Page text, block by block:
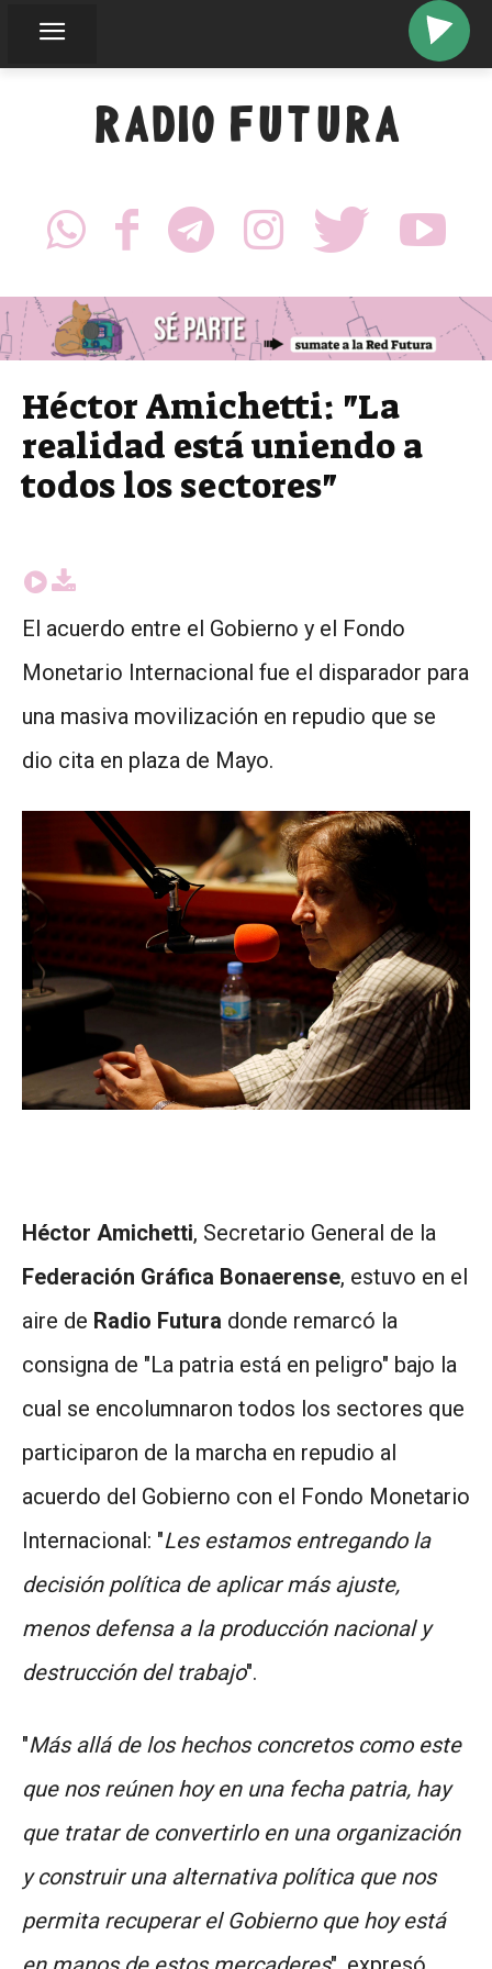
RADIO FUTURA
Héctor Amichetti: "La
realidad está uniendo a
todos los sectores"
El acuerdo entre el Gobierno y el Fondo
Monetario Internacional fue el disparador para
una masiva movilización en repudio que se
dio cita en plaza de Mayo.
Héctor Amichetti, Secretario General de la
Federación Gráfica Bonaerense, estuvo en el
aire de Radio Futura donde remarcó la
consigna de "La patria está en peligro" bajo la
cual se encolumnaron todos los sectores que
participaron de la marcha en repudio al
acuerdo del Gobierno con el Fondo Monetario
Internacional: "Les estamos entregando la
decisión política de aplicar más ajuste,
menos defensa a la producción nacional y
destrucción del trabajo".
"Más allá de los hechos concretos como este
que nos reúnen hoy en una fecha patria, hay
que tratar de convertirlo en una organización
y construir una alternativa política que nos
permita recuperar el Gobierno que hoy está